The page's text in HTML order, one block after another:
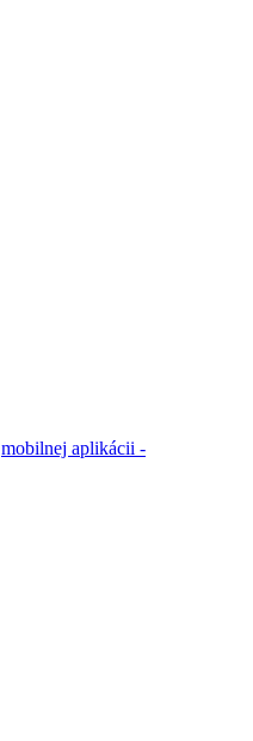
mobilnej aplikácii -